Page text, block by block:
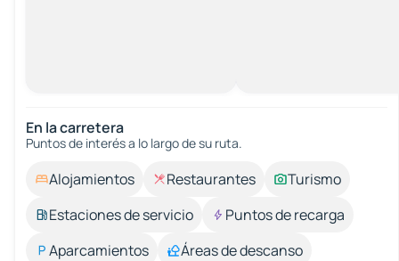
En la carretera
Puntos de interés a lo largo de su ruta.
Alojamientos Restaurantes
Turismo
Estaciones de servicio
Puntos de recarga
Aparcamientos
Áreas de descanso